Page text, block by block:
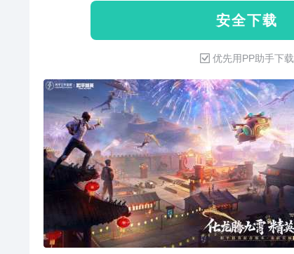
安 全 下 载
优先用PP助手下载